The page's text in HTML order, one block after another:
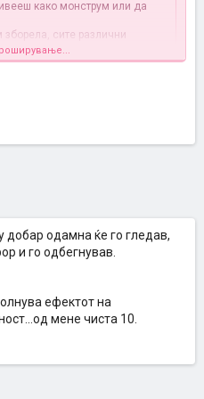
како монструм или да
зборела, сите различни
го сакал ова
кој и каков е Лео.
одамна ќе го гледав,
и го одбегнував.
ефектот на
мене чиста 10.